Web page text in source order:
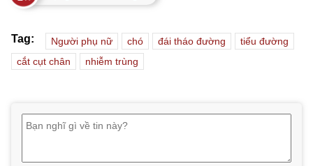
Tag: Người phụ nữ chó đái tháo đường
tiểu đường
cắt cụt chân
nhiễm trùng